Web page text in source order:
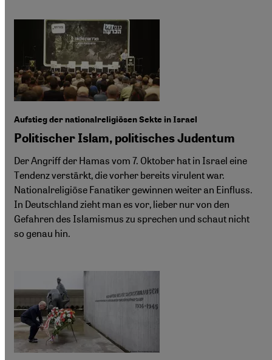
Aufstieg der nationalreligiösen Sekte in Israel
Politischer Islam, politisches Judentum
Der Angriff der Hamas vom 7. Oktober hat in Israel eine
Tendenz verstärkt, die vorher bereits virulent war.
Nationalreligiöse Fanatiker gewinnen weiter an Einfluss.
In Deutschland zieht man es vor, lieber nur von den
Gefahren des Islamismus zu sprechen und schaut nicht
so genau hin.